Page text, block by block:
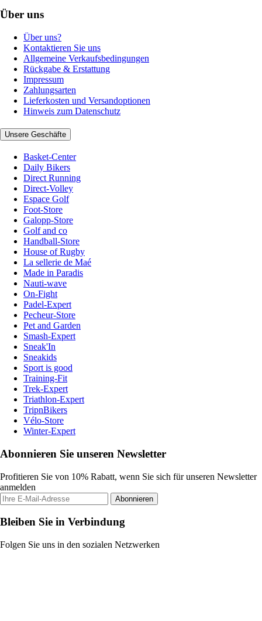
Über uns
Über uns?
Kontaktieren Sie uns
Allgemeine Verkaufsbedingungen
Rückgabe & Erstattung
Impressum
Zahlungsarten
Lieferkosten und Versandoptionen
Hinweis zum Datenschutz
Unsere Geschäfte
Basket-Center
Daily Bikers
Direct Running
Direct-Volley
Espace Golf
Foot-Store
Galopp-Store
Golf and co
Handball-Store
House of Rugby
La sellerie de Maé
Made in Paradis
Nauti-wave
On-Fight
Padel-Expert
Pecheur-Store
Pet and Garden
Smash-Expert
Sneak'In
Sneakids
Sport is good
Training-Fit
Trek-Expert
Triathlon-Expert
TripnBikers
Vélo-Store
Winter-Expert
Abonnieren Sie unseren Newsletter
Profitieren Sie von 10% Rabatt, wenn Sie sich für unseren Newsletter
anmelden
Abonnieren
Bleiben Sie in Verbindung
Folgen Sie uns in den sozialen Netzwerken